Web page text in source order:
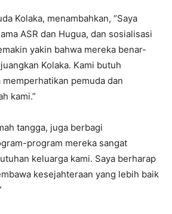
Kolaka, menambahkan, “Saya
ASR dan Hugua, dan sosialisasi
yakin bahwa mereka benar-
Kolaka. Kami butuh
pemuda dan
kami.”
tangga, juga berbagi
program mereka sangat
keluarga kami. Saya berharap
kesejahteraan yang lebih baik